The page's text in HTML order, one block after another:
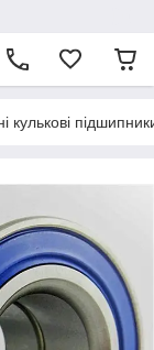
кулькові